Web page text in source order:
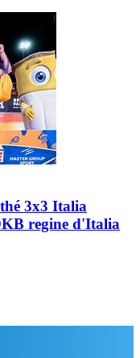
3x3 Italia
regine d'Italia